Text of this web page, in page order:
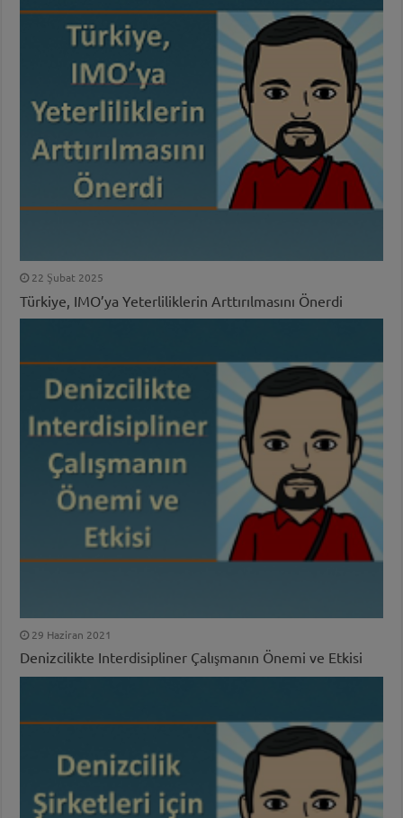
22 Şubat 2025
Türkiye, IMO’ya Yeterliliklerin Arttırılmasını Önerdi
29 Haziran 2021
Denizcilikte Interdisipliner Çalışmanın Önemi ve Etkisi